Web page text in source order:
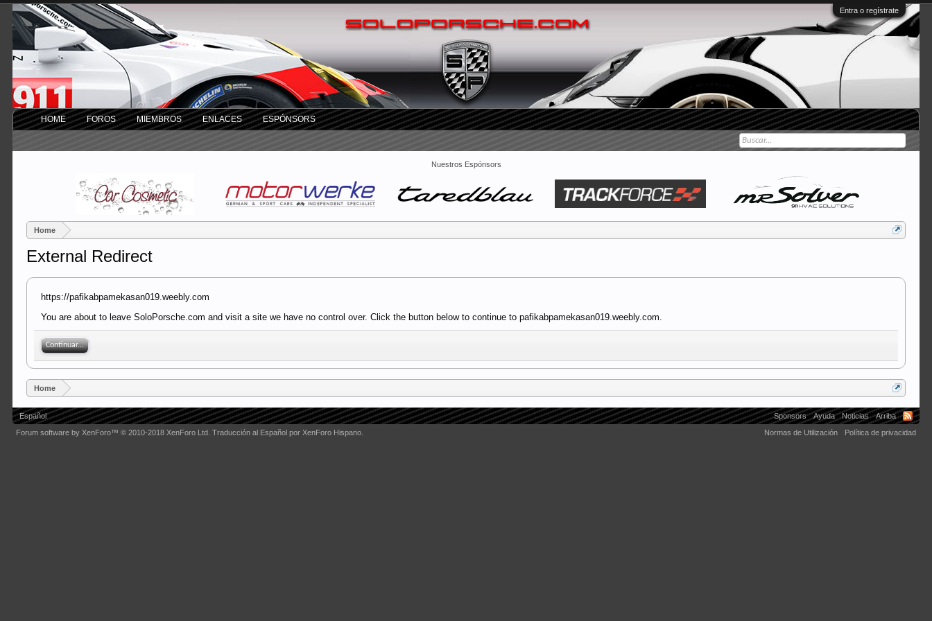
Entra o regístrate
Nuestros Espónsors
Home
External Redirect
https://pafikabpamekasan019.weebly.com
You are about to leave SoloPorsche.com and visit a site we have no control over. Click the button below to continue to pafikabpamekasan019.weebly.com.
Continuar...
Home
HOME FOROS MIEMBROS ENLACES ESPÓNSORS
Español Sponsors Ayuda Noticias
Arriba
Normas de Utilización
Política de privacidad
Forum software by XenForo™© 2010-2018 XenForo Ltd. Traducción al Español por XenForo Hispano.